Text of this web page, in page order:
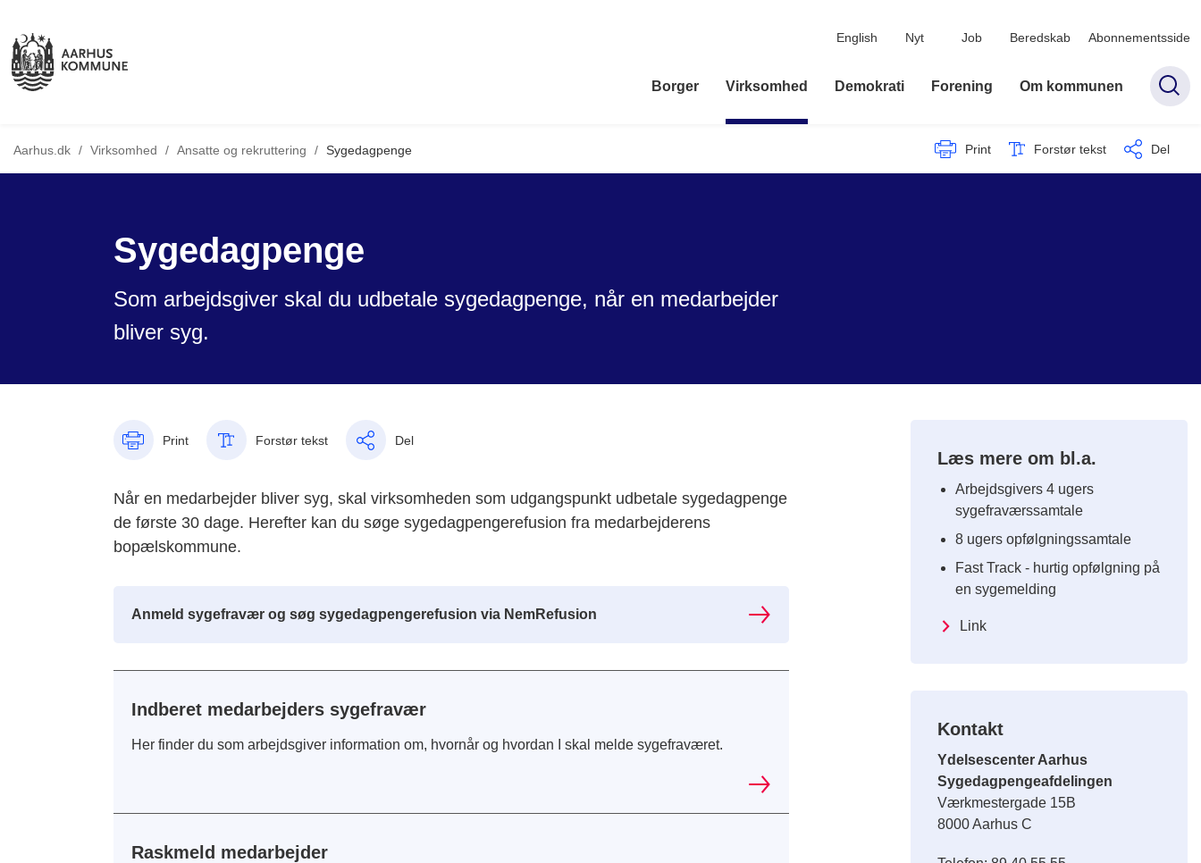
English Nyt Job Beredskab Abonnementsside
Borger Virksomhed Demokrati Forening Om kommunen
Aarhus.dk / Virksomhed / Tilbage til
Ansatte og rekruttering / Sygedagpenge Print Forstør tekst Del
Sygedagpenge
Som arbejdsgiver skal du udbetale sygedagpenge, når en medarbejder
bliver syg.
Print Forstør tekst Del
Når en medarbejder bliver syg, skal virksomheden som udgangspunkt udbetale sygedagpenge
de første 30 dage. Herefter kan du søge sygedagpengerefusion fra medarbejderens
bopælskommune.
Anmeld sygefravær og søg sygedagpengerefusion via NemRefusion
Indberet medarbejders sygefravær
Her finder du som arbejdsgiver information om, hvornår og hvordan I skal melde sygefraværet.
Raskmeld medarbejder
Læs mere om bl.a.
Arbejdsgivers 4 ugers
sygefraværssamtale
8 ugers opfølgningssamtale
Fast Track - hurtig opfølgning på
en sygemelding
Link
Kontakt
Ydelsescenter Aarhus
Sygedagpengeafdelingen
Værkmestergade 15B
8000 Aarhus C